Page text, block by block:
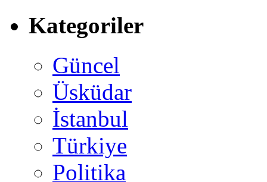
Kategoriler
Güncel
Üsküdar
İstanbul
Türkiye
Politika